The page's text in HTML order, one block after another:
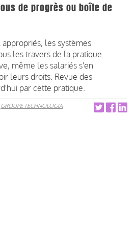
de progrès ou boîte de
les systèmes
les travers de la pratique
même les salariés s'en
leurs droits. Revue des
par cette pratique.
GROUPE TECHNOLOGIA